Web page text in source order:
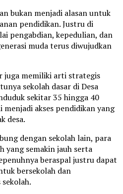
bukan menjadi alasan untuk
pendidikan. Justru di
pengabdian, kepedulian, dan
muda terus diwujudkan
juga memiliki arti strategis
sekolah dasar di Desa
sekitar 35 hingga 40
menjadi akses pendidikan yang
desa.
dengan sekolah lain, para
yang semakin jauh serta
beraspal justru dapat
bersekolah dan